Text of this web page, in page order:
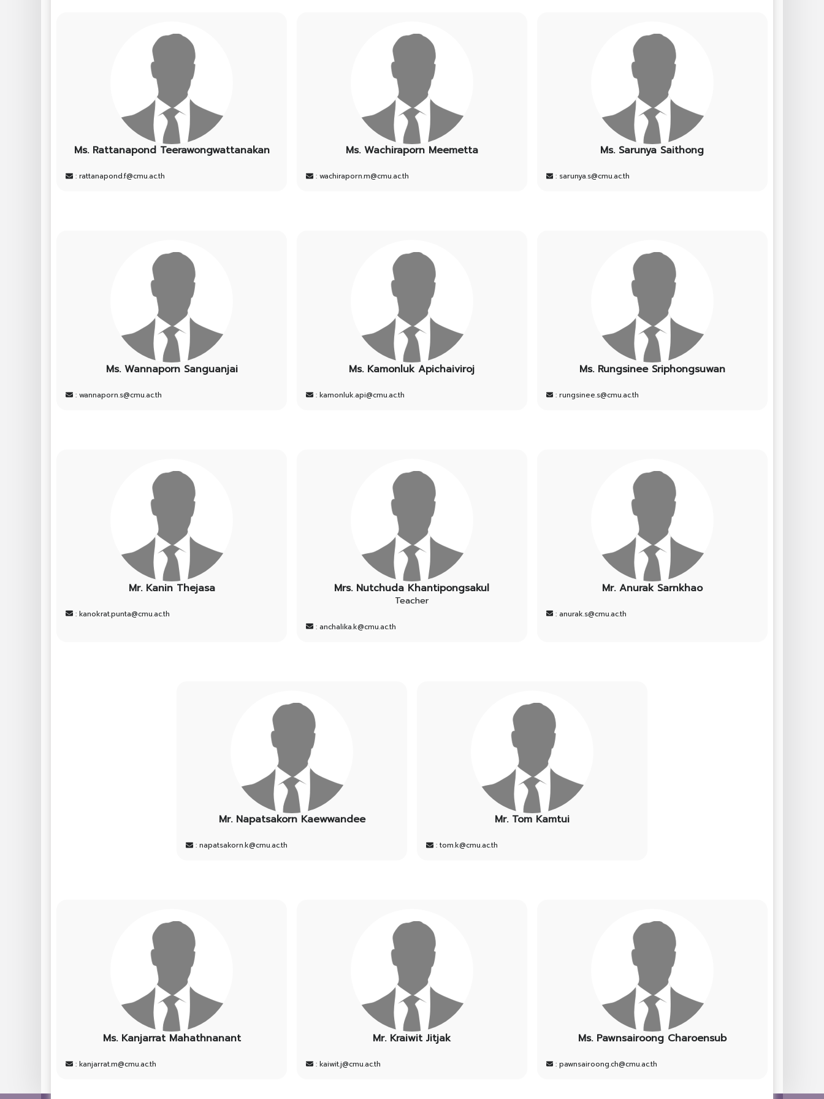
Ms. Rattanapond Teerawongwattanakan
: rattanapond.f@cmu.ac.th
Ms. Wachiraporn Meemetta
: wachiraporn.m@cmu.ac.th
Ms. Sarunya Saithong
: sarunya.s@cmu.ac.th
Ms. Wannaporn Sanguanjai
: wannaporn.s@cmu.ac.th
Ms. Kamonluk Apichaiviroj
: kamonluk.api@cmu.ac.th
Ms. Rungsinee Sriphongsuwan
: rungsinee.s@cmu.ac.th
Mr. Kanin Thejasa
: kanokrat.punta@cmu.ac.th
Mrs. Nutchuda Khantipongsakul
Teacher
: anchalika.k@cmu.ac.th
Mr. Anurak Sarnkhao
: anurak.s@cmu.ac.th
Mr. Napatsakorn Kaewwandee
: napatsakorn.k@cmu.ac.th
Mr. Tom Kamtui
: tom.k@cmu.ac.th
Ms. Kanjarrat Mahathnanant
: kanjarrat.m@cmu.ac.th
Mr. Kraiwit Jitjak
: kaiwit.j@cmu.ac.th
Ms. Pawnsairoong Charoensub
: pawnsairoong.ch@cmu.ac.th